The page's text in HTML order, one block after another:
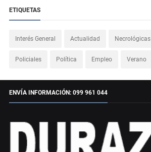
ETIQUETAS
Interés General Actualidad Necrológicas
Policiales Política Empleo Verano
ENVÍA INFORMACIÓN: 099 961 044